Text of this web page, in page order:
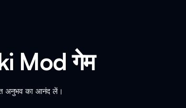
Mod गेम
अनुभव का आनंद लें।